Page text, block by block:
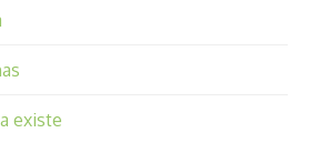
existe